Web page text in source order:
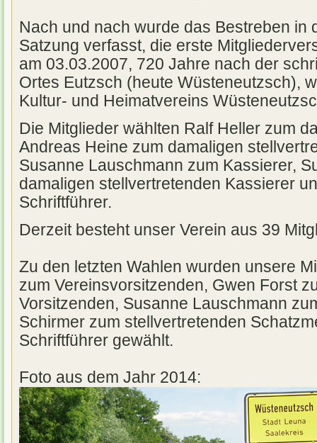
Nach und nach wurde das Bestreben in
Satzung verfasst, die erste
am 03.03.2007, 720 Jahre nach der
Ortes Eutzsch (heute Wüsteneutzsch),
Kultur- und Heimatvereins
Die Mitglieder wählten Ralf Heller zum
Andreas Heine zum damaligen
Susanne Lauschmann zum Kassierer,
damaligen stellvertretenden Kassierer
Schriftführer.
Derzeit besteht unser Verein aus 39
Zu den letzten Wahlen wurden unsere
zum Vereinsvorsitzenden, Gwen Forst
Vorsitzenden, Susanne Lauschmann
Schirmer zum stellvertretenden
Schriftführer gewählt.
Foto aus dem Jahr 2014: